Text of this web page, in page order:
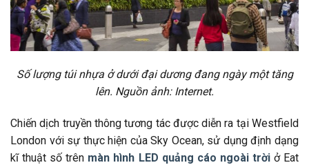
Số lượng túi nhựa ở dưới đại dương đang ngày một tăng
lên. Nguồn ảnh: Internet.
Chiến dịch truyền thông tương tác được diễn ra tại Westfield
London với sự thực hiện của Sky Ocean, sử dụng định dạng
kĩ thuật số trên màn hình LED quảng cáo ngoài trờiở Eat